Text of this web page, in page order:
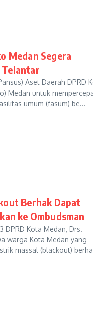
Medan Segera
Aset Daerah DPRD
Medan untuk
umum (fasum) be...
Berhak Dapat
ke Ombudsman
DPRD Kota Medan, Drs.
warga Kota Medan yang
massal (blackout)